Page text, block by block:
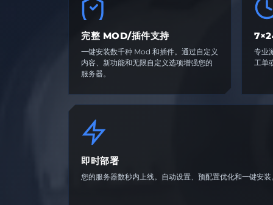
完整 MOD/插件支持
一键安装数千种 Mod 和插件。通过自定义
内容、新功能和无限自定义选项增强您的
服务器。
专业
工单
即时部署
您的服务器数秒内上线。自动设置、预配置优化和一键安装